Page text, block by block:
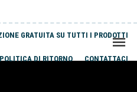
GRATUITA SU TUTTI I PRODOTTI
POLITICA DI RITORNO CONTATTACI